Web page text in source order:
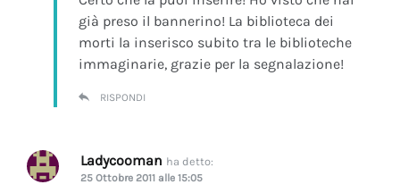
già preso il bannerino! La biblioteca dei
morti la inserisco subito tra le biblioteche
immaginarie, grazie per la segnalazione!
RISPONDI
Ladycooman ha detto:
25 Ottobre 2011 alle 15:05